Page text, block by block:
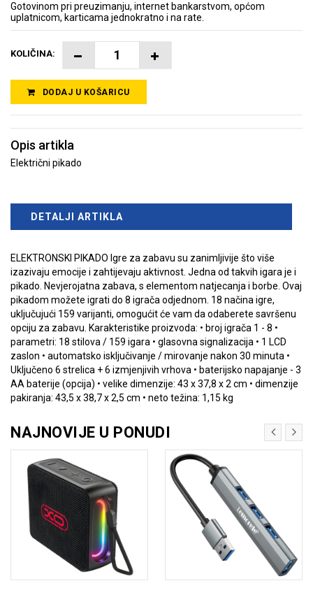
Gotovinom pri preuzimanju, internet bankarstvom, općom
uplatnicom, karticama jednokratno i na rate.
KOLIČINA:
DODAJ U KOŠARICU
Opis artikla
Električni pikado
DETALJI ARTIKLA
ELEKTRONSKI PIKADO Igre za zabavu su zanimljivije što više
izazivaju emocije i zahtijevaju aktivnost. Jedna od takvih igara je i
pikado. Nevjerojatna zabava, s elementom natjecanja i borbe. Ovaj
pikadom možete igrati do 8 igrača odjednom. 18 načina igre,
uključujući 159 varijanti, omogućit će vam da odaberete savršenu
opciju za zabavu. Karakteristike proizvoda: • broj igrača 1 - 8 •
parametri: 18 stilova / 159 igara • glasovna signalizacija • 1 LCD
zaslon • automatsko isključivanje / mirovanje nakon 30 minuta •
Uključeno 6 strelica + 6 izmjenjivih vrhova • baterijsko napajanje - 3
AA baterije (opcija) • velike dimenzije: 43 x 37,8 x 2 cm • dimenzije
pakiranja: 43,5 x 38,7 x 2,5 cm • neto težina: 1,15 kg
NAJNOVIJE U PONUDI